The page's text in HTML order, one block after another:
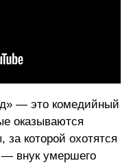
— это комедийный
оказываются
которой охотятся
внук умершего